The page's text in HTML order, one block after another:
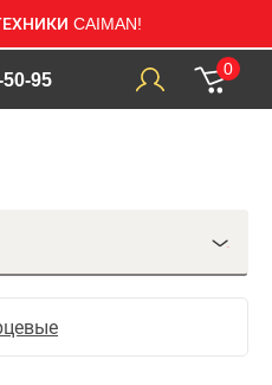
CAIMAN!
50-95
0